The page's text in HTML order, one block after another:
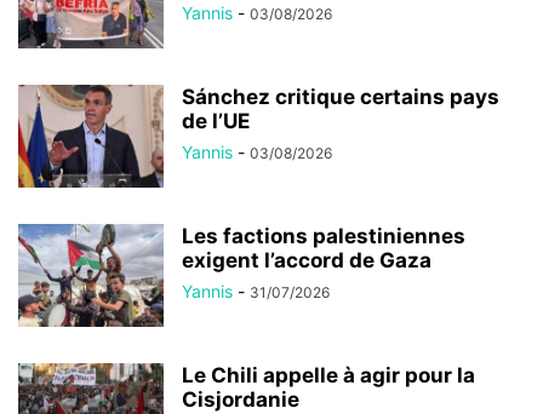
Yannis - 03/08/2026
Sánchez critique certains pays
de l’UE
Yannis - 03/08/2026
Les factions palestiniennes
exigent l’accord de Gaza
Yannis - 31/07/2026
Le Chili appelle à agir pour la
Cisjordanie